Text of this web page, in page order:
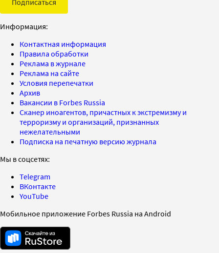
Информация:
Контактная информация
Правила обработки
Реклама в журнале
Реклама на сайте
Условия перепечатки
Архив
Вакансии в Forbes Russia
Сканер иноагентов, причастных к экстремизму и
терроризму и организаций, признанных
нежелательными
Подписка на печатную версию журнала
Мы в соцсетях:
Telegram
ВКонтакте
YouTube
Мобильное приложение Forbes Russia на Android